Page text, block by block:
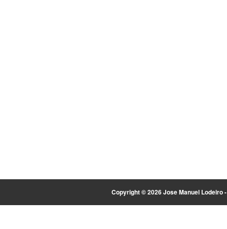
Copyright © 2026 Jose Manuel Lodeiro -